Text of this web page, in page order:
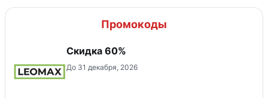
Промокоды
Скидка 60%
До 31 декабря, 2026